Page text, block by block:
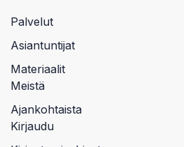
Palvelut
Asiantuntijat
Materiaalit
Meistä
Ajankohtaista
Kirjaudu